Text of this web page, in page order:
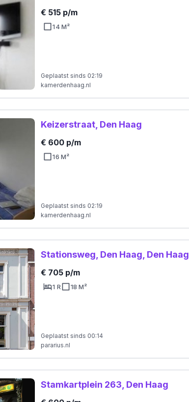
€ 515 p/m
14 M²
Geplaatst sinds 02:19
kamerdenhaag.nl
Keizerstraat, Den Haag
€ 600 p/m
16 M²
Geplaatst sinds 02:19
kamerdenhaag.nl
Stationsweg, Den Haag, Den Haag
€ 705 p/m
1 R 18 M²
Geplaatst sinds 00:14
pararius.nl
Stamkartplein 263, Den Haag